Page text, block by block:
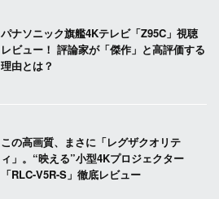
パナソニック旗艦4Kテレビ「Z95C」視聴
レビュー！ 評論家が「傑作」と高評価する
理由とは？
この高画質、まさに「レグザクオリテ
ィ」。“映える”小型4Kプロジェクター
「RLC-V5R-S」徹底レビュー